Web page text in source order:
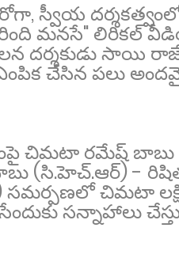
దర్శకత్వంలో
మనసే" లిరికల్
దర్శకుడు సాయి
చేసిన పలు
చిమటా రమేష్ బాబు
(సి.హెచ్.ఆర్) -
చిమటా
సన్నాహాలు